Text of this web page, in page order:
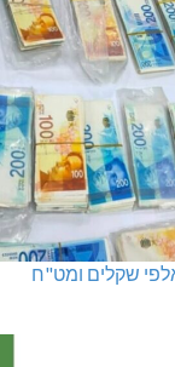
שקלים ומט"ח